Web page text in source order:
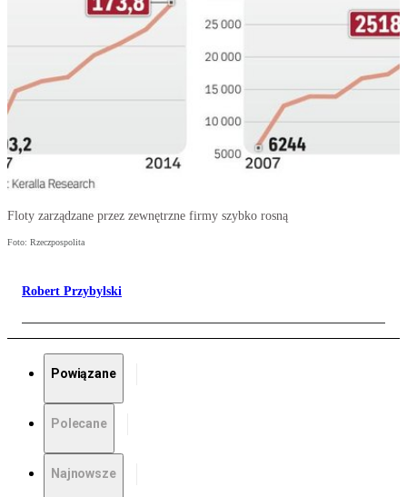
Floty zarządzane przez zewnętrzne firmy szybko rosną
Foto: Rzeczpospolita
Robert Przybylski
Powiązane
Polecane
Najnowsze